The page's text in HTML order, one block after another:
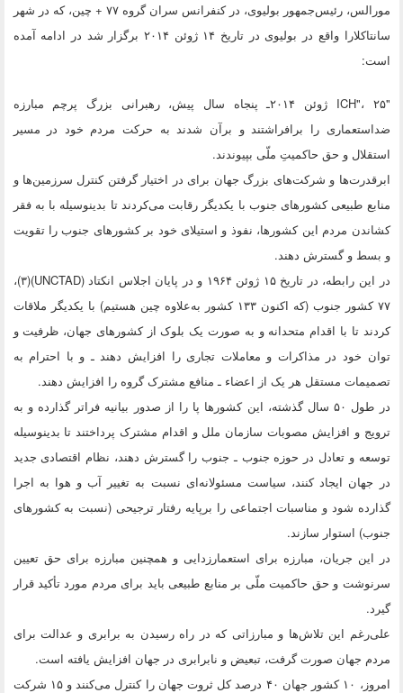
مورالس، رئیس‌جمهور بولیوی، در کنفرانس سران گروه ۷۷ + چین، که در شهر
سانتاکلارا واقع در بولیوی در تاریخ ۱۴ ژوئن ۲۰۱۴ برگزار شد در ادامه آمده
است:
"ICH"، ۲۵ ژوئن ۲۰۱۴ـ پنجاه سال پیش، رهبرانی بزرگ پرچم مبارزه
ضداستعماری را برافراشتند و برآن شدند به حرکت مردم خود در مسیر
استقلال و حق حاکمیتِ ملّی بپیوندند.
ابرقدرت‌ها و شرکت‌های بزرگ جهان برای در اختیار گرفتن کنترل سرزمین‌ها و
منابع طبیعی کشورهای جنوب با یکدیگر رقابت می‌کردند تا بدینوسیله با به فقر
کشاندن مردم این کشورها، نفوذ و استیلای خود بر کشورهای جنوب را تقویت
و بسط و گسترش دهند.
در این رابطه، در تاریخ ۱۵ ژوئن ۱۹۶۴ و در پایان اجلاس انکتاد (UNCTAD)(۳)،
۷۷ کشور جنوب (که اکنون ۱۳۳ کشور به‌علاوه چین هستیم) با یکدیگر ملاقات
کردند تا با اقدام متحدانه و به صورت یک بلوک از کشورهای جهان، ظرفیت و
توان خود در مذاکرات و معاملات تجاری را افزایش دهند ـ و با احترام به
تصمیمات مستقل هر یک از اعضاء ـ منافع مشترک گروه را افزایش دهند.
در طول ۵۰ سال گذشته، این کشورها پا را از صدور بیانیه‌ فراتر گذارده و به
ترویج و افزایش مصوبات سازمان ملل و اقدام مشترک پرداختند تا بدینوسیله
توسعه و تعادل در حوزه جنوب ـ جنوب را گسترش دهند، نظام اقتصادی جدید
در جهان ایجاد کنند، سیاست مسئولانه‌ای نسبت به تغییر آب و هوا به اجرا
گذارده شود و مناسبات اجتماعی را برپایه رفتار ترجیحی (نسبت به کشورهای
جنوب) استوار سازند.
در این جریان،‌ مبارزه برای استعمارزدایی و همچنین مبارزه برای حق تعیین
سرنوشت و حق حاکمیت ملّی بر منابع طبیعی باید برای مردم مورد تأکید قرار
گیرد.
علی‌رغم این تلاش‌ها و مبارزاتی که در راه رسیدن به برابری و عدالت برای
مردم جهان صورت گرفت،‌ تبعیض و نابرابری در جهان افزایش یافته است.
امروز، ۱۰ کشور جهان ۴۰ درصد کل ثروت جهان را کنترل می‌کنند و ۱۵ شرکت